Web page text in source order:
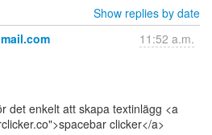
Show replies by date
11:52 a.m.
clicker</a>